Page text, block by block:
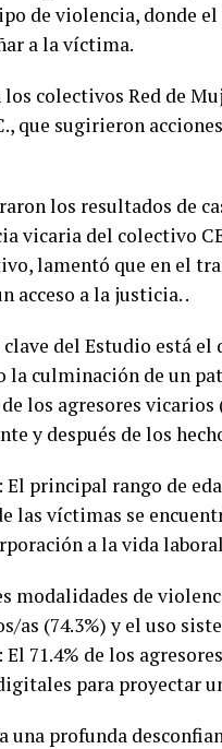
de violencia, donde
a la víctima.
colectivos Red de
que sugirieron
los resultados de
vicaria del colectivo
lamentó que en el
acceso a la justicia. .
del Estudio está
la culminación de un
los agresores
y después de los
principal rango de
las víctimas se
a la vida
modalidades de
as (74.3%) y el uso
71.4% de los
para proyectar
una profunda